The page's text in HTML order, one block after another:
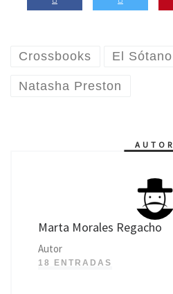
Crossbooks El Sótano
Natasha Preston
AUTOR
Marta Morales Regacho
Autor
18 ENTRADAS